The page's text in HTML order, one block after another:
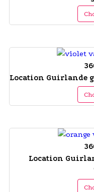
Location Guirlande
Location